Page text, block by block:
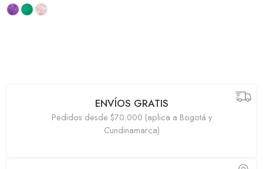
ENVÍOS GRATIS
Pedidos desde $70.000 (aplica a Bogotá y
Cundinamarca)